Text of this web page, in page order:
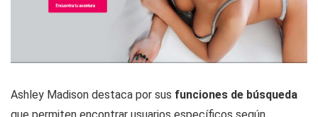
Ashley Madison destaca por sus funciones de búsqueda
que permiten encontrar usuarios específicos según